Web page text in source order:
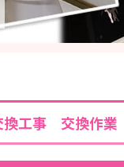
換工事 交換作